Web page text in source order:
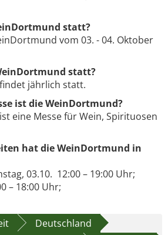
statt?
vom 03. - 04. Oktober
statt?
jährlich statt.
ist die WeinDortmund?
eine Messe für Wein, Spirituosen
hat die WeinDortmund in
03.10. 12:00 – 19:00 Uhr;
– 18:00 Uhr;
Deutschland